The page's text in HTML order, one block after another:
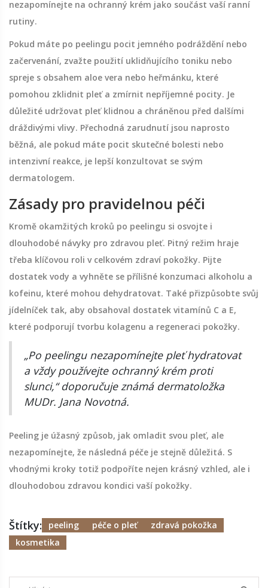
nezapomínejte na ochranný krém jako součást vaší ranní
rutiny.
Pokud máte po peelingu pocit jemného podráždění nebo
začervenání, zvažte použití uklidňujícího toniku nebo
spreje s obsahem aloe vera nebo heřmánku, které
pomohou zklidnit pleť a zmírnit nepříjemné pocity. Je
důležité udržovat pleť klidnou a chráněnou před dalšími
dráždivými vlivy. Přechodná zarudnutí jsou naprosto
běžná, ale pokud máte pocit skutečné bolesti nebo
intenzivní reakce, je lepší konzultovat se svým
dermatologem.
Zásady pro pravidelnou péči
Kromě okamžitých kroků po peelingu si osvojte i
dlouhodobé návyky pro zdravou pleť. Pitný režim hraje
třeba klíčovou roli v celkovém zdraví pokožky. Pijte
dostatek vody a vyhněte se přílišné konzumaci alkoholu a
kofeinu, které mohou dehydratovat. Také přizpůsobte svůj
jídelníček tak, aby obsahoval dostatek vitamínů C a E,
které podporují tvorbu kolagenu a regeneraci pokožky.
„Po peelingu nezapomínejte pleť hydratovat
a vždy používejte ochranný krém proti
slunci,“ doporučuje známá dermatoložka
MUDr. Jana Novotná.
Peeling je úžasný způsob, jak omladit svou pleť, ale
nezapomínejte, že následná péče je stejně důležitá. S
vhodnými kroky totiž podpoříte nejen krásný vzhled, ale i
dlouhodobou zdravou kondici vaší pokožky.
Štítky: peeling péče o pleť
zdravá pokožka
kosmetika